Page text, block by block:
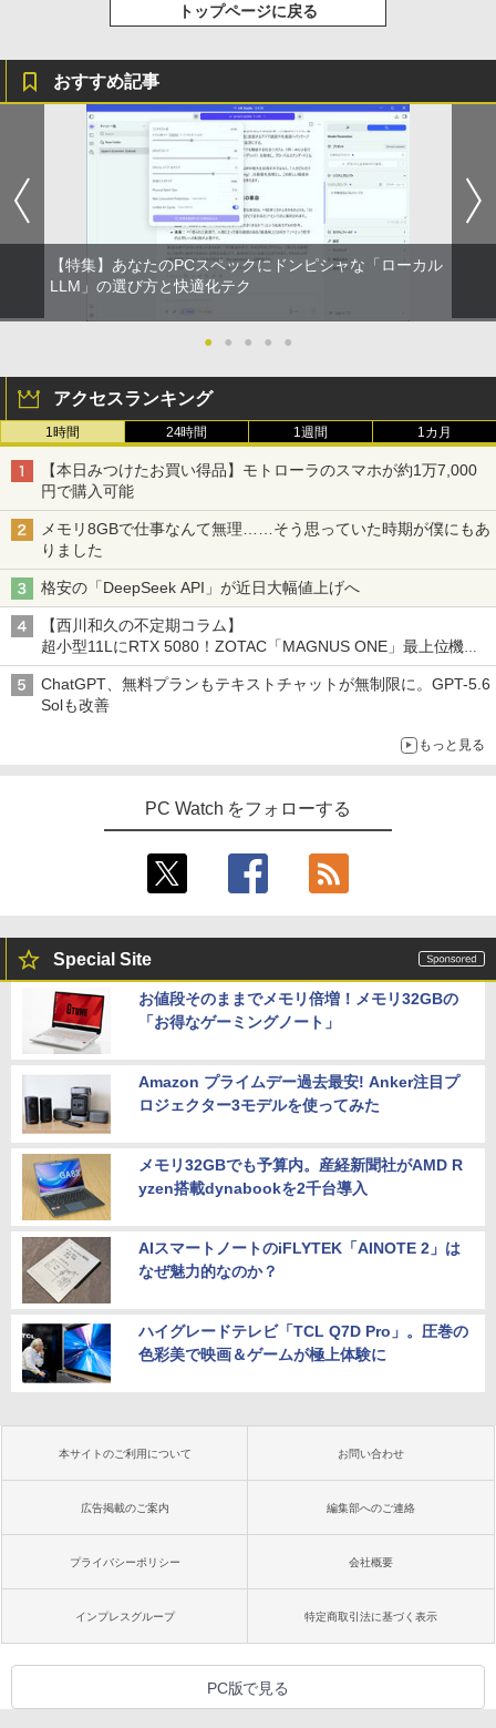
トップページに戻る
おすすめ記事
【特集】あなたのPCスペックにドンピシャな「ローカル
LLM」の選び方と快適化テク
● ● ● ● ●
アクセスランキング
1時間 24時間 1週間 1カ月
【本日みつけたお買い得品】モトローラのスマホが約1万7,000
円で購入可能
メモリ8GBで仕事なんて無理……そう思っていた時期が僕にもあ
りました
格安の「DeepSeek API」が近日大幅値上げへ
【西川和久の不定期コラム】
超小型11LにRTX 5080！ZOTAC「MAGNUS ONE」最上位機の
実力を探る
ChatGPT、無料プランもテキストチャットが無制限に。GPT-5.6
Solも改善
もっと見る
PC Watch をフォローする
Special Site
お値段そのままでメモリ倍増！メモリ32GBの
「お得なゲーミングノート」
Amazon プライムデー過去最安! Anker注目プ
ロジェクター3モデルを使ってみた
メモリ32GBでも予算内。産経新聞社がAMD R
yzen搭載dynabookを2千台導入
AIスマートノートのiFLYTEK「AINOTE 2」は
なぜ魅力的なのか？
ハイグレードテレビ「TCL Q7D Pro」。圧巻の
色彩美で映画＆ゲームが極上体験に
本サイトのご利用について お問い合わせ
広告掲載のご案内 編集部へのご連絡
プライバシーポリシー 会社概要
インプレスグループ 特定商取引法に基づく表示
PC版で見る